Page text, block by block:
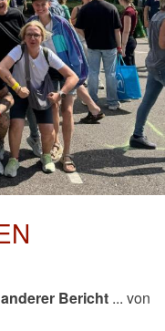
Bericht ... von